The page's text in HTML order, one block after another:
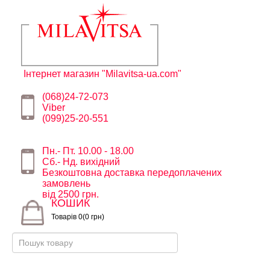
Інтернет магазин "Milavitsa-ua.com"
(068)24-72-073
Viber
(099)25-20-551
Пн.- Пт. 10.00 - 18.00
Сб.- Нд. вихідний
Безкоштовна доставка передоплачених
замовлень
від 2500 грн.
КОШИК
Товарів 0(0 грн)